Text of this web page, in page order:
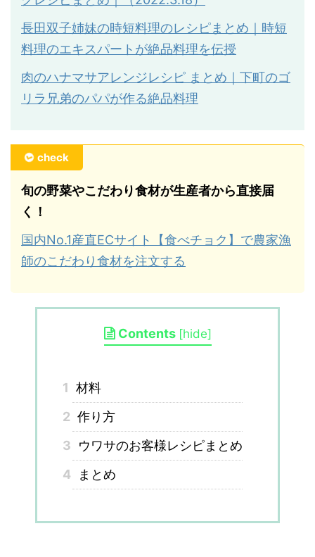
長田双子姉妹の時短料理のレシピまとめ｜時短
料理のエキスパートが絶品料理を伝授
肉のハナマサアレンジレシピ まとめ｜下町のゴ
リラ兄弟のパパが作る絶品料理
check
旬の野菜やこだわり食材が生産者から直接届
く！
国内No.1産直ECサイト【食べチョク】で農家漁
師のこだわり食材を注文する
Contents [hide]
1 材料
2 作り方
3
ウワサのお客様レシピまとめ
4
まとめ